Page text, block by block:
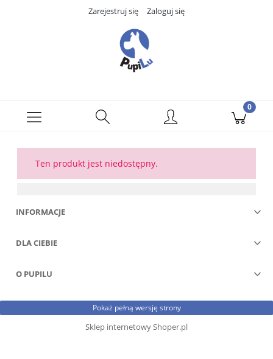
Zarejestruj się Zaloguj się
Ten produkt jest niedostępny.
INFORMACJE
DLA CIEBIE
O PUPILU
Pokaż pełną wersję strony
Sklep internetowy Shoper.pl